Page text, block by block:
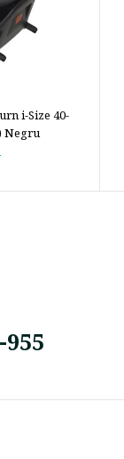
i-Size 40-
Negru
955